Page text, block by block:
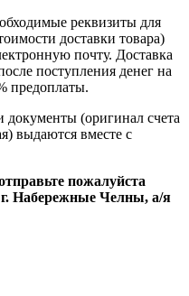
реквизиты для
доставки товара)
почту. Доставка
поступления денег на
предоплаты.
документы (оригинал счета
выдаются вместе с
пожалуйста
г. Набережные Челны, а/я